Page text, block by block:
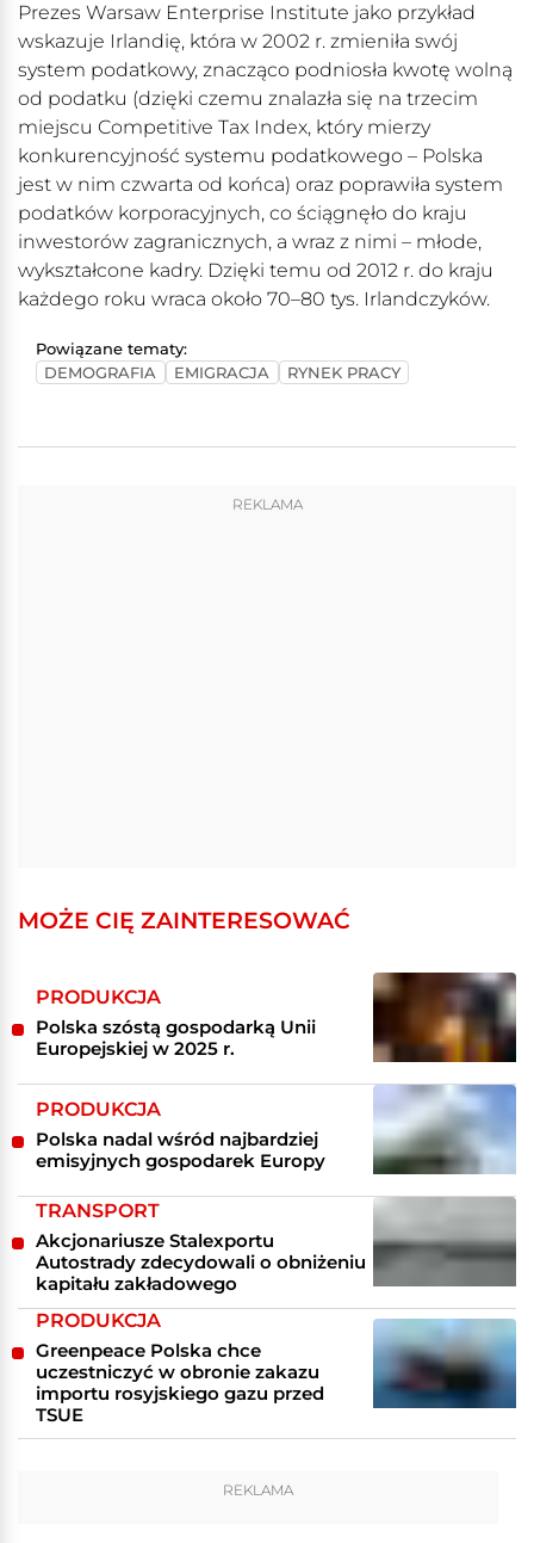
Prezes Warsaw Enterprise Institute jako przykład
wskazuje Irlandię, która w 2002 r. zmieniła swój
system podatkowy, znacząco podniosła kwotę wolną
od podatku (dzięki czemu znalazła się na trzecim
miejscu Competitive Tax Index, który mierzy
konkurencyjność systemu podatkowego – Polska
jest w nim czwarta od końca) oraz poprawiła system
podatków korporacyjnych, co ściągnęło do kraju
inwestorów zagranicznych, a wraz z nimi – młode,
wykształcone kadry. Dzięki temu od 2012 r. do kraju
każdego roku wraca około 70–80 tys. Irlandczyków.
Powiązane tematy:
DEMOGRAFIA
EMIGRACJA RYNEK PRACY
REKLAMA
MOŻE CIĘ ZAINTERESOWAĆ
PRODUKCJA
Polska szóstą gospodarką Unii
Europejskiej w 2025 r.
PRODUKCJA
Polska nadal wśród najbardziej
emisyjnych gospodarek Europy
TRANSPORT
Akcjonariusze Stalexportu
Autostrady zdecydowali o obniżeniu
kapitału zakładowego
PRODUKCJA
Greenpeace Polska chce
uczestniczyć w obronie zakazu
importu rosyjskiego gazu przed
TSUE
REKLAMA